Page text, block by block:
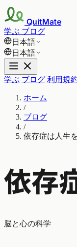
QuitMate
学ぶ ブログ
日本語
日本語
学ぶ ブログ 利用規
ホーム
/
ブログ
/
依存症は人生
依存
脳と心の科学